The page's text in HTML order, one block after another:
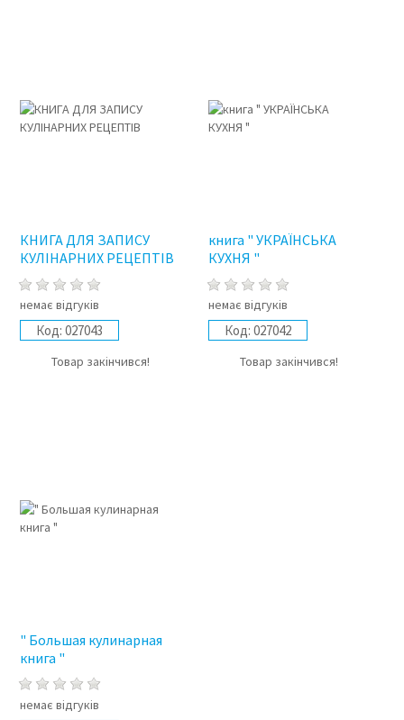
КНИГА ДЛЯ ЗАПИСУ
КУЛІНАРНИХ РЕЦЕПТІВ
немає відгуків
Код: 027043
Товар закінчився!
книга " УКРАЇНСЬКА
КУХНЯ "
немає відгуків
Код: 027042
Товар закінчився!
" Большая кулинарная
книга "
немає відгуків